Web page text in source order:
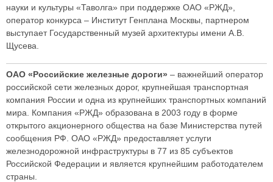
науки и культуры «Таволга» при поддержке ОАО «РЖД»,
оператор конкурса – Институт Генплана Москвы, партнером
выступает Государственный музей архитектуры имени А.В.
Щусева.
ОАО «Российские железные дороги» – важнейший оператор
российской сети железных дорог, крупнейшая транспортная
компания России и одна из крупнейших транспортных компаний
мира. Компания «РЖД» образована в 2003 году в форме
открытого акционерного общества на базе Министерства путей
сообщения РФ. ОАО «РЖД» предоставляет услуги
железнодорожной инфраструктуры в 77 из 85 субъектов
Российской Федерации и является крупнейшим работодателем
страны.